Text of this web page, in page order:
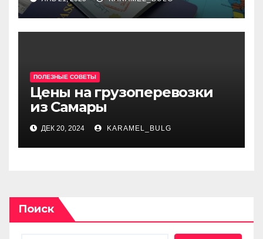
страны Шенгенского союза
ПОЛЕЗНЫЕ СОВЕТЫ
Цены на грузоперевозки
из Самары
ДЕК 20, 2024 KARAMEL_BULG
Поиск